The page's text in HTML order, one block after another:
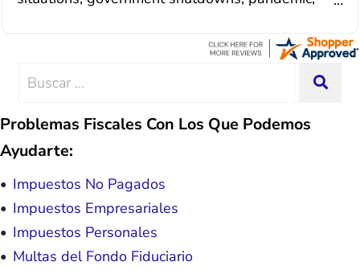
hope. I look forward to better days for
possible because of J Miller, and I am
Search
Problemas Fiscales Con Los Que Podemos
Ayudarte:
Impuestos No Pagados
Impuestos Empresariales
Impuestos Personales
Multas del Fondo Fiduciario